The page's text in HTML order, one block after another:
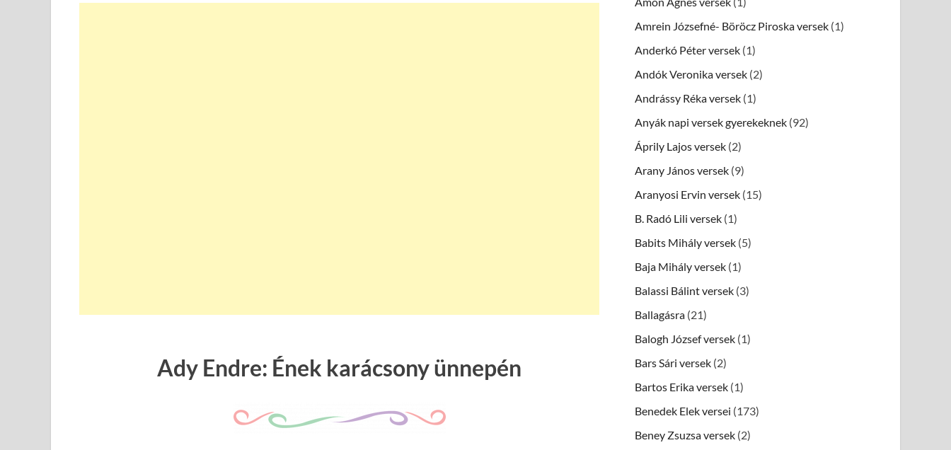
Ady Endre: Ének karácsony ünnepén
Amrein Józsefné- Böröcz Piroska versek (1)
Anderkó Péter versek (1)
Andók Veronika versek (2)
Andrássy Réka versek (1)
Anyák napi versek gyerekeknek (92)
Áprily Lajos versek (2)
Arany János versek (9)
Aranyosi Ervin versek (15)
B. Radó Lili versek (1)
Babits Mihály versek (5)
Baja Mihály versek (1)
Balassi Bálint versek (3)
Ballagásra (21)
Balogh József versek (1)
Bars Sári versek (2)
Bartos Erika versek (1)
Benedek Elek versei (173)
Beney Zsuzsa versek (2)